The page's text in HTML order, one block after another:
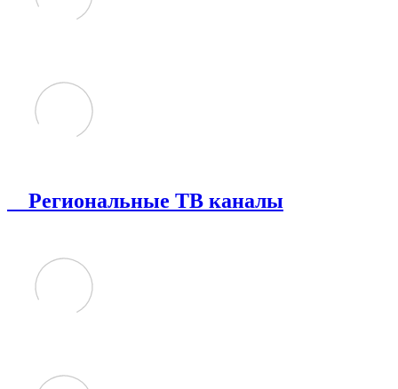
Региональные ТВ каналы